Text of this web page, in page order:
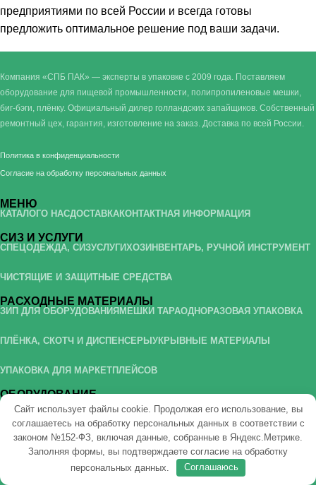
предприятиями по всей России и всегда готовы
предложить оптимальное решение под ваши задачи.
Компания «СПБ ПАК» — эксперты в упаковке с 2009 года. Поставляем
оборудование для пищевой промышленности, полипропиленовые мешки,
биг-бэги, плёнку. Официальный дилер голландских запайщиков. Собственный
ремонтный цех, гарантия, изготовление на заказ. Доставка по всей России.
Политика в конфиденциальности
Согласие на обработку персональных данных
МЕНЮ
КАТАЛОГО НАСДОСТАВКАКОНТАКТНАЯ ИНФОРМАЦИЯ
СИЗ И УСЛУГИ
СПЕЦОДЕЖДА, СИЗУСЛУГИХОЗИНВЕНТАРЬ, РУЧНОЙ ИНСТРУМЕНТ
ЧИСТЯЩИЕ И ЗАЩИТНЫЕ СРЕДСТВА
РАСХОДНЫЕ МАТЕРИАЛЫ
ЗИП ДЛЯ ОБОРУДОВАНИЯ МЕШКИ ТАРАОДНОРАЗОВАЯ УПАКОВКА
ПЛЁНКА, СКОТЧ И ДИСПЕНСЕРЫ УКРЫВНЫЕ МАТЕРИАЛЫ
УПАКОВКА ДЛЯ МАРКЕТПЛЕЙСОВ
ОБОРУДОВАНИЕ
ДАТЕРЫ ЗАПАЙЩИКИ ПАКЕТОВ УПАКОВОЧНЫЕ КЛИПСАТОРЫ
МЕШКОЗАШИВОЧНЫЕ МАШИНКИПАЛЛЕТОУПАКОВЩИКИ
ПИЩЕВОЕ ОБОРУДОВАНИЕОБОРУДОВАНИЕ ДЛЯ СТРЕППИНГА
Сайт использует файлы cookie. Продолжая его использование, вы
соглашаетесь на обработку персональных данных в соответствии с
законом №152-ФЗ, включая данные, собранные в Яндекс.Метрике.
Заполняя формы, вы подтверждаете согласие на обработку
персональных данных
Соглашаюсь